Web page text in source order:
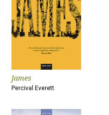
James
Percival Everett